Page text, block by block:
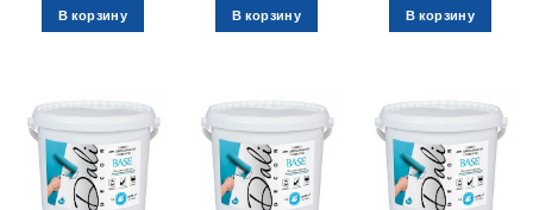
В корзину В корзину В корзину